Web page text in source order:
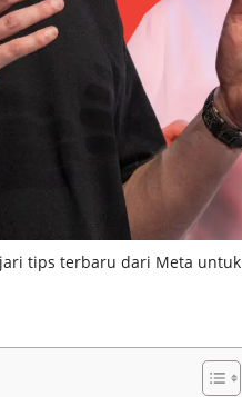
tips terbaru dari Meta